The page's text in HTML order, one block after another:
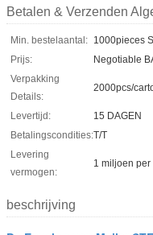
Betalen & Verzenden
Min. bestelaantal: 1000pieces
Prijs:
Negotiable
Verpakking
Details:
2000pcs/
Levertijd:
15 DAGEN
Betalingscondities:T/T
Levering
vermogen:
1 miljoen per
beschrijving